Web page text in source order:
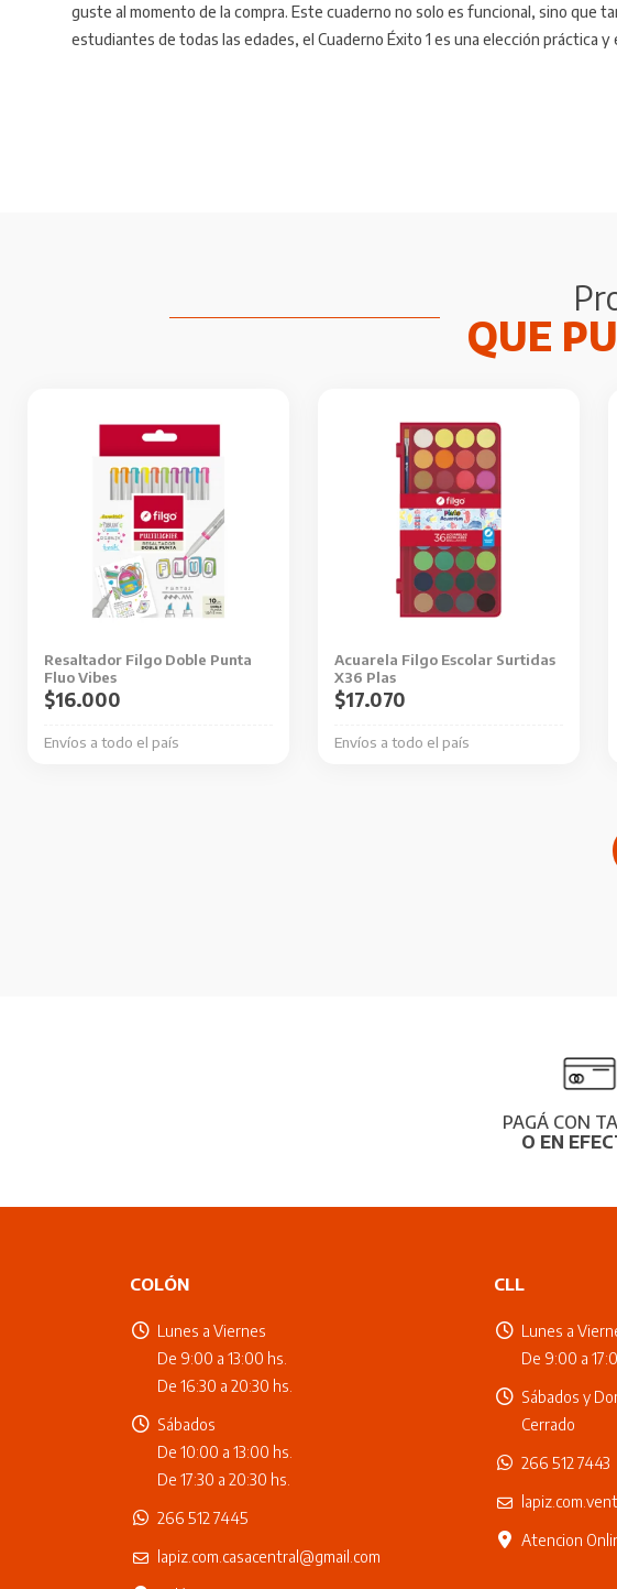
guste al momento de la compra. Este cuaderno no solo es funcional, sino que
estudiantes de todas las edades, el Cuaderno Éxito 1 es una elección práctica y
Resaltador Filgo Doble Punta
Fluo Vibes
Envíos a todo el país
$16.000
Acuarela Filgo Escolar Surtidas
X36 Plas
Envíos a todo el país
$17.070
PAGÁ CON
O EN
COLÓN
Lunes a Viernes
De 9:00 a 13:00 hs.
De 16:30 a 20:30 hs.
Sábados
De 10:00 a 13:00 hs.
De 17:30 a 20:30 hs.
266 512 7445
lapiz.com.casacentral@gmail.com
CLL
Lunes a
De 9:00 a
Sábados y
Cerrado
266 512 7443
Atencion